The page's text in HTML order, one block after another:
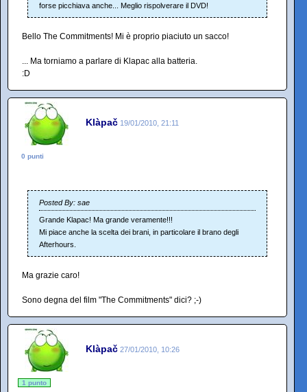
forse picchiava anche... Meglio rispolverare il DVD!
Bello The Commitments! Mi è proprio piaciuto un sacco!
... Ma torniamo a parlare di Klapac alla batteria.
:D
Klàpač 19/01/2010, 21:11
0 punti
Posted By: sae
Grande Klapac! Ma grande veramente!!!
Mi piace anche la scelta dei brani, in particolare il brano degli
Afterhours.
Ma grazie caro!
Sono degna del film "The Commitments" dici? ;-)
Klàpač 27/01/2010, 10:26
1 punto